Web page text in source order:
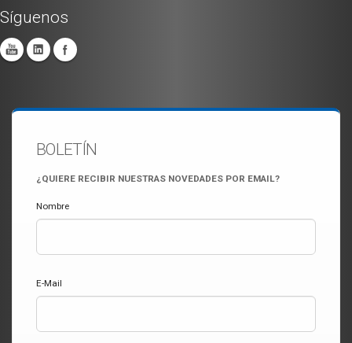
Síguenos
BOLETÍN
¿QUIERE RECIBIR NUESTRAS NOVEDADES POR EMAIL?
Nombre
E-Mail